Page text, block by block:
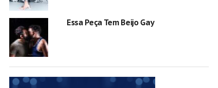
Essa Peça Tem Beijo Gay